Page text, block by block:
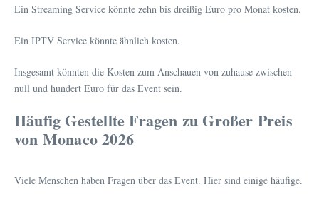
Ein Streaming Service könnte zehn bis dreißig Euro pro Monat kosten.
Ein IPTV Service könnte ähnlich kosten.
Insgesamt könnten die Kosten zum Anschauen von zuhause zwischen
null und hundert Euro für das Event sein.
Häufig Gestellte Fragen zu Großer Preis
von Monaco 2026
Viele Menschen haben Fragen über das Event. Hier sind einige häufige.